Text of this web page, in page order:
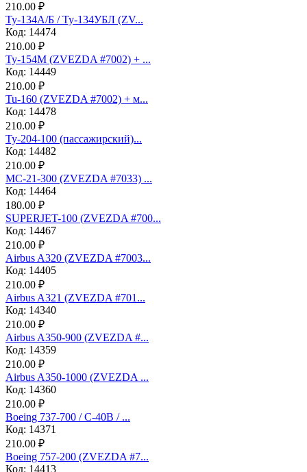
210.00 ₽
Ту-134А/Б / Ту-134УБЛ (ZV...
Код: 14474
210.00 ₽
Ту-154М (ZVEZDA #7002) + ...
Код: 14449
210.00 ₽
Tu-160 (ZVEZDA #7002) + м...
Код: 14478
210.00 ₽
Ту-204-100 (пассажирский)...
Код: 14482
210.00 ₽
МС-21-300 (ZVEZDA #7033) ...
Код: 14464
180.00 ₽
SUPERJET-100 (ZVEZDA #700...
Код: 14467
210.00 ₽
Аirbus A320 (ZVEZDA #7003...
Код: 14405
210.00 ₽
Аirbus A321 (ZVEZDA #701...
Код: 14340
210.00 ₽
Airbus A350-900 (ZVEZDA #...
Код: 14359
210.00 ₽
Airbus A350-1000 (ZVEZDA ...
Код: 14360
210.00 ₽
Boeing 737-700 / C-40B / ...
Код: 14371
210.00 ₽
Boeing 757-200 (ZVEZDA #7...
Код: 14413